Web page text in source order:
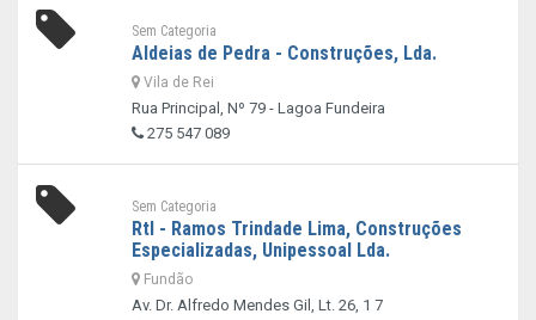
Sem Categoria
Aldeias de Pedra - Construções, Lda.
Vila de Rei
Rua Principal, Nº 79 - Lagoa Fundeira
275 547 089
Sem Categoria
Rtl - Ramos Trindade Lima, Construções
Especializadas, Unipessoal Lda.
Fundão
Av. Dr. Alfredo Mendes Gil, Lt. 26, 1 7